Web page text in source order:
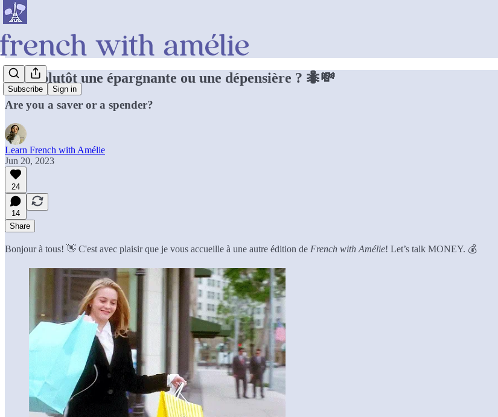
Subscribe Sign in
Tu es plutôt une épargnante ou une dépensière ? 🐜💸
Are you a saver or a spender?
Learn French with Amélie
Jun 20, 2023
24
14
Share
Bonjour à tous! 👋 C'est avec plaisir que je vous accueille à une autre édition de French with Amélie! Let’s talk MONEY. 💰